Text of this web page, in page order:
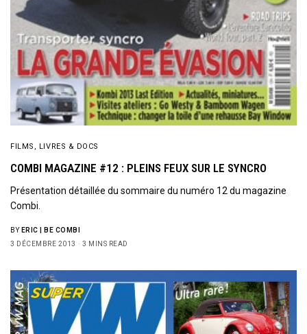
FILMS, LIVRES & DOCS
COMBI MAGAZINE #12 : PLEINS FEUX SUR LE SYNCRO
Présentation détaillée du sommaire du numéro 12 du magazine
Combi.
BY ERIC | BE COMBI
3 DÉCEMBRE 2013
3 MINS READ